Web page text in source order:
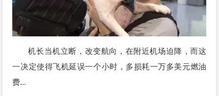
机长当机立断，改变航向，在附近机场迫降，而这
一决定使得飞机延误一个小时，多损耗一万多美元燃油
费...